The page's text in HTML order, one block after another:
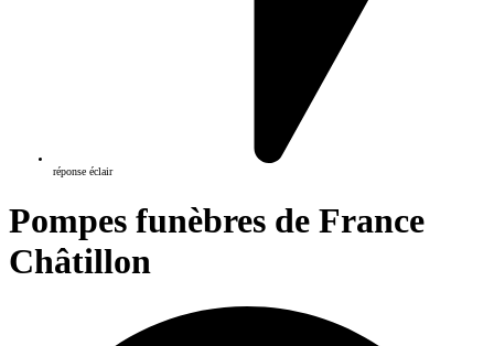
réponse éclair
Pompes funèbres de France
Châtillon